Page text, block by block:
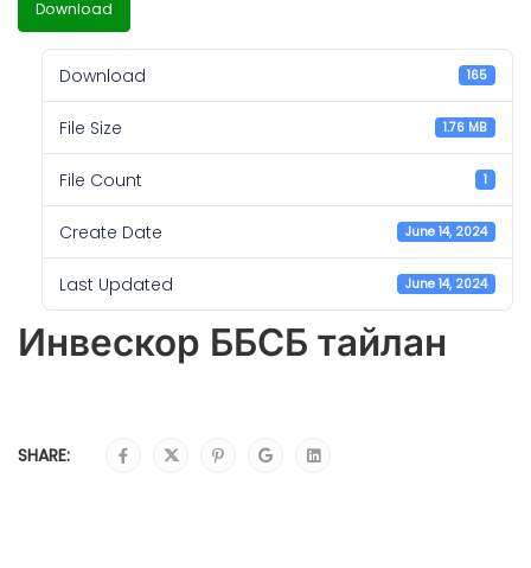
Download
Download 165
File Size 1.76 MB
File Count 1
Create Date June 14, 2024
Last Updated June 14, 2024
Инвескор ББСБ тайлан
SHARE: